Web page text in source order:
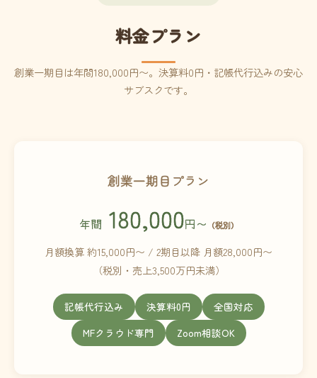
料金プラン
創業一期目は年間180,000円〜。決算料0円・記帳代行込みの安心
サブスクです。
創業一期目プラン
年間 180,000円〜 （税別）
月額換算 約15,000円〜 / 2期目以降 月額28,000円〜
（税別・売上3,500万円未満）
記帳代行込み 決算料0円
全国対応
MFクラウド専門
Zoom相談OK